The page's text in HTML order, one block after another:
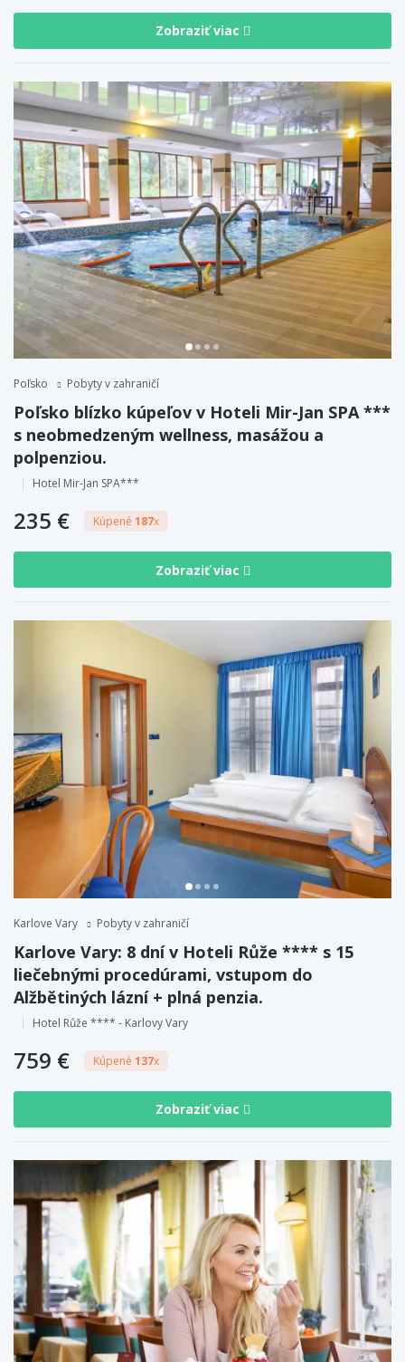
Zobraziť viac
Poľsko Pobyty v zahraničí
Poľsko blízko kúpeľov v Hoteli Mir-Jan SPA ***
s neobmedzeným wellness, masážou a
polpenziou.
Hotel Mir-Jan SPA***
235 € Kúpené 187x
Zobraziť viac
Karlove Vary Pobyty v zahraničí
Karlove Vary: 8 dní v Hoteli Růže **** s 15
liečebnými procedúrami, vstupom do
Alžbětiných lázní + plná penzia.
Hotel Růže **** - Karlovy Vary
759 € Kúpené 137x
Zobraziť viac